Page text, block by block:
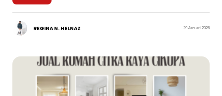
REGINA N. HELNAZ 29 Januari 2026